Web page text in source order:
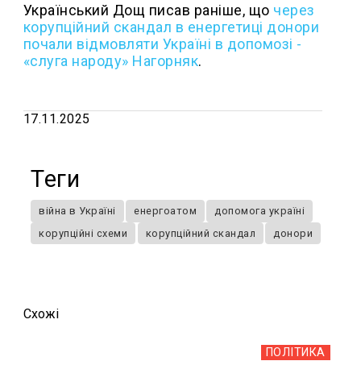
Український Дощ писав раніше, що через
корупційний скандал в енергетиці донори
почали відмовляти Україні в допомозі -
«слуга народу» Нагорняк.
17.11.2025
Теги
війна в Україні енергоатом
допомога україні
корупційні схеми
корупційний скандал донори
Схожi
ПОЛІТИКА